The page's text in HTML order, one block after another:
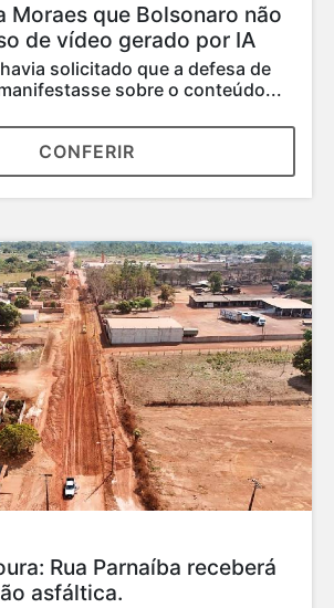
Moraes que Bolsonaro não
de vídeo gerado por IA
solicitado que a defesa de
sobre o conteúdo...
CONFERIR
Rua Parnaíba receberá
asfáltica.